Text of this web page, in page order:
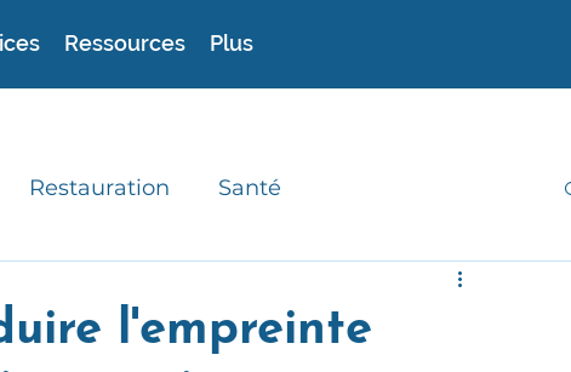
Ressources Plus
Restauration Santé
l'empreinte